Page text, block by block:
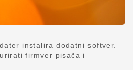
instalira dodatni softver.
firmver pisača i